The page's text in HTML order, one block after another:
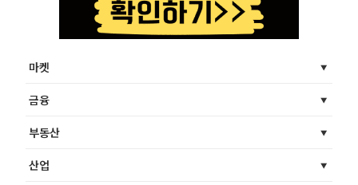
마켓
금융
부동산
산업